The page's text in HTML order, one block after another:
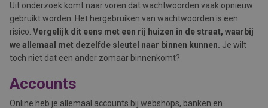
Uit onderzoek komt naar voren dat wachtwoorden vaak opnieuw
gebruikt worden. Het hergebruiken van wachtwoorden is een
risico. Vergelijk dit eens met een rij huizen in de straat, waarbij
we allemaal met dezelfde sleutel naar binnen kunnen. Je wilt
toch niet dat een ander zomaar binnenkomt?
Accounts
Online heb je allemaal accounts bij webshops, banken en